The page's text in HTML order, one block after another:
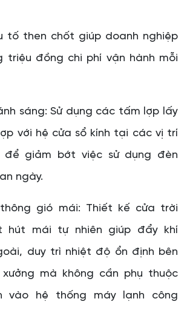
then chốt giúp doanh nghiệp
triệu đồng chi phí vận hành mỗi
sáng: Sử dụng các tấm lợp lấy
với hệ cửa sổ kính tại các vị trí
để giảm bớt việc sử dụng đèn
ngày.
gió mái: Thiết kế cửa trời
hút mái tự nhiên giúp đẩy khí
duy trì nhiệt độ ổn định bên
mà không cần phụ thuộc
vào hệ thống máy lạnh công